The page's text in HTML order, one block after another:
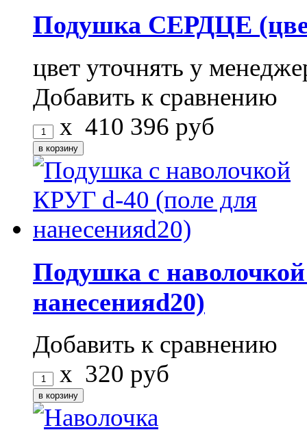
Подушка СЕРДЦЕ
цвет уточнять у
Добавить к сравнению
x 410 396 руб
Подушка с
нанесенияd20)
Добавить к сравнению
x 320 руб